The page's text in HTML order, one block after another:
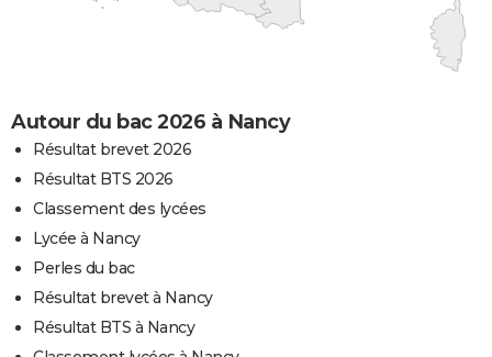
Autour du bac 2026 à Nancy
Résultat brevet 2026
Résultat BTS 2026
Classement des lycées
Lycée à Nancy
Perles du bac
Résultat brevet à Nancy
Résultat BTS à Nancy